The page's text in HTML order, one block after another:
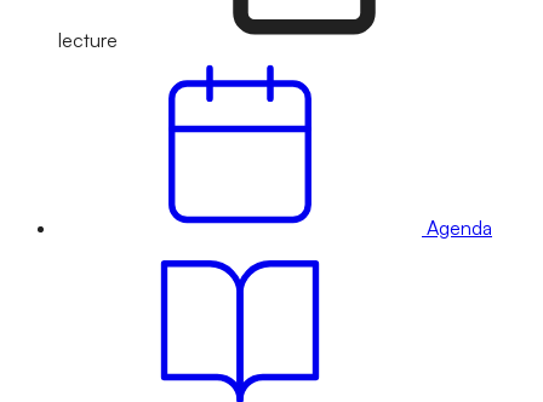
lecture
Agenda